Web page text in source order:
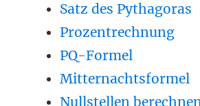
Satz des Pythagoras
Prozentrechnung
PQ-Formel
Mitternachtsformel
Nullstellen berechnen